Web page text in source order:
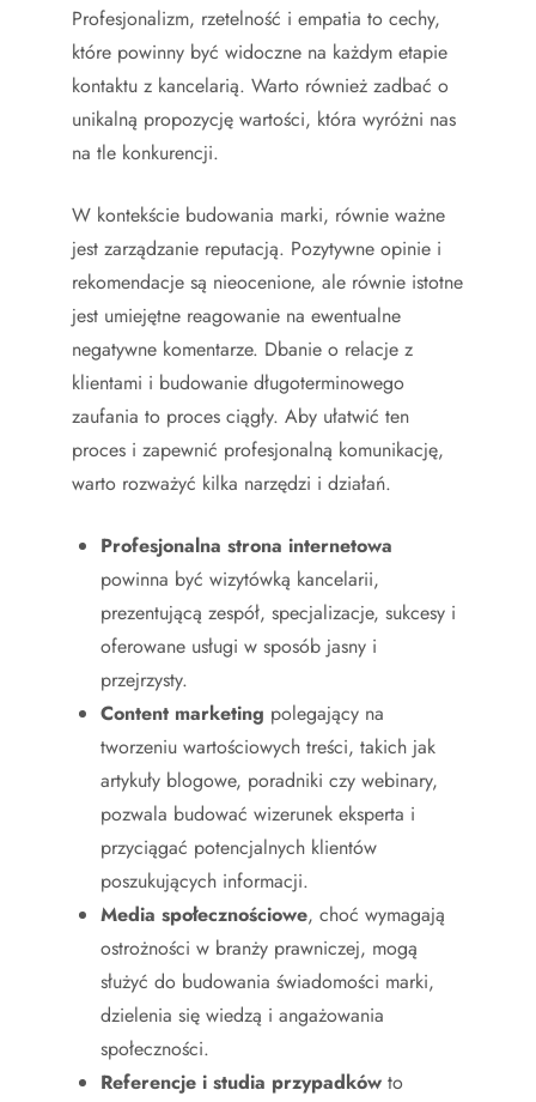
Profesjonalizm, rzetelność i empatia to cechy,
które powinny być widoczne na każdym etapie
kontaktu z kancelarią. Warto również zadbać o
unikalną propozycję wartości, która wyróżni nas
na tle konkurencji.
W kontekście budowania marki, równie ważne
jest zarządzanie reputacją. Pozytywne opinie i
rekomendacje są nieocenione, ale równie istotne
jest umiejętne reagowanie na ewentualne
negatywne komentarze. Dbanie o relacje z
klientami i budowanie długoterminowego
zaufania to proces ciągły. Aby ułatwić ten
proces i zapewnić profesjonalną komunikację,
warto rozważyć kilka narzędzi i działań.
Profesjonalna strona internetowa
powinna być wizytówką kancelarii,
prezentującą zespół, specjalizacje, sukcesy i
oferowane usługi w sposób jasny i
przejrzysty.
Content marketing polegający na
tworzeniu wartościowych treści, takich jak
artykuły blogowe, poradniki czy webinary,
pozwala budować wizerunek eksperta i
przyciągać potencjalnych klientów
poszukujących informacji.
Media społecznościowe, choć wymagają
ostrożności w branży prawniczej, mogą
służyć do budowania świadomości marki,
dzielenia się wiedzą i angażowania
społeczności.
Referencje i studia przypadków to